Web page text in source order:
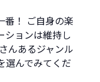
番！ ご自身の楽
ションは維持し
んあるジャンル
選んでみてくだ